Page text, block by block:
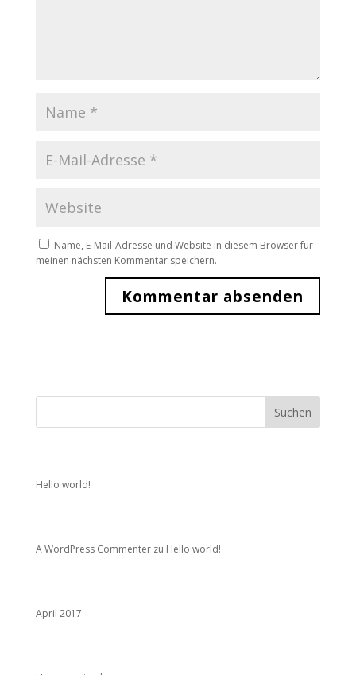
Name, E-Mail-Adresse und Website in diesem Browser für
meinen nächsten Kommentar speichern.
Hello world!
A WordPress Commenterzu Hello world!
April 2017